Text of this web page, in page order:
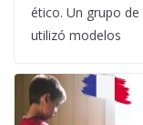
ético. Un grupo
utilizó modelos